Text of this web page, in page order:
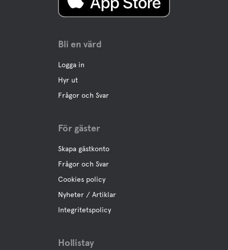
Bli en värd
Logga in
Hyr ut
Frågor och Svar
För gäster
Skapa gästkonto
Frågor och Svar
Cookies policy
Nyheter / Artiklar
Integritetspolicy
Hollistay